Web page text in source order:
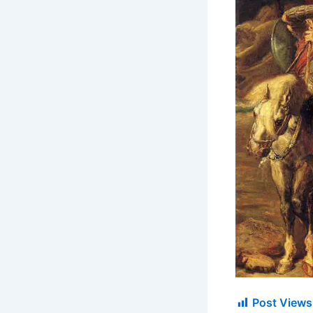
Post